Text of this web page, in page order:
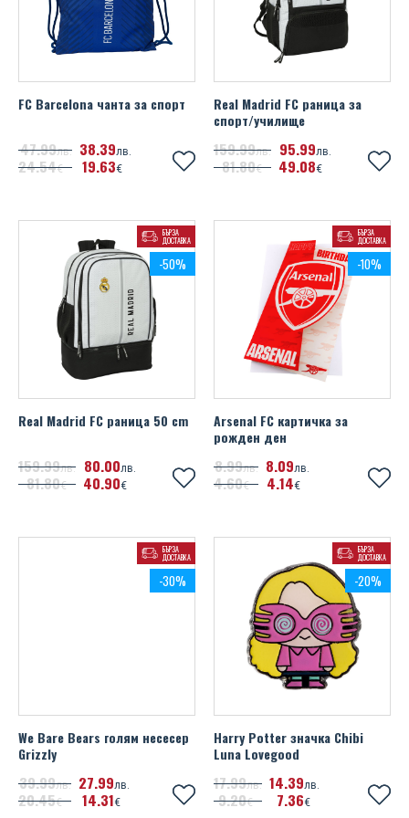
FC Barcelona чанта за спорт
4799лв.
2454€
38 39лв.
19 63€
Real Madrid FC раница за
спорт/училище
15999лв.
8180€
95 99лв.
49 08€
БЪРЗА
ДОСТАВКА
-50%
Real Madrid FC раница 50 cm
15999лв.
8180€
80 00лв.
40 90€
БЪРЗА
ДОСТАВКА
-10%
Arsenal FC картичка за
рожден ден
899лв.
460€
8 09лв.
4 14€
БЪРЗА
ДОСТАВКА
-30%
We Bare Bears голям несесер
Grizzly
3999лв.
2045€
27 99лв.
14 31€
БЪРЗА
ДОСТАВКА
-20%
Harry Potter значка Chibi
Luna Lovegood
1799лв.
920€
14 39лв.
7 36€
UEFA Euro 2020
Watford FC
Wolverhampton Wanderers FC